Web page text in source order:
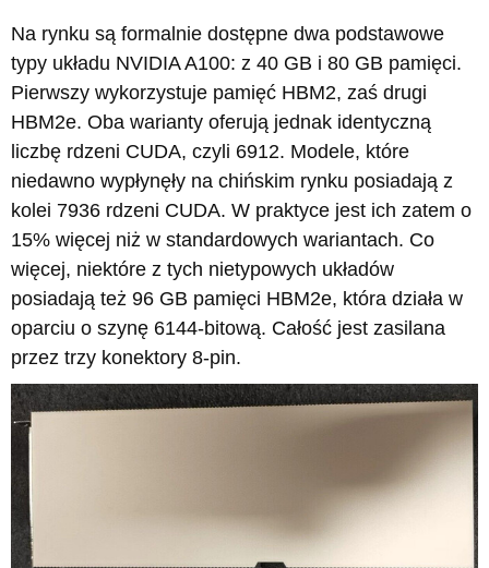
Na rynku są formalnie dostępne dwa podstawowe
typy układu NVIDIA A100: z 40 GB i 80 GB pamięci.
Pierwszy wykorzystuje pamięć HBM2, zaś drugi
HBM2e. Oba warianty oferują jednak identyczną
liczbę rdzeni CUDA, czyli 6912. Modele, które
niedawno wypłynęły na chińskim rynku posiadają z
kolei 7936 rdzeni CUDA. W praktyce jest ich zatem o
15% więcej niż w standardowych wariantach. Co
więcej, niektóre z tych nietypowych układów
posiadają też 96 GB pamięci HBM2e, która działa w
oparciu o szynę 6144-bitową. Całość jest zasilana
przez trzy konektory 8-pin.